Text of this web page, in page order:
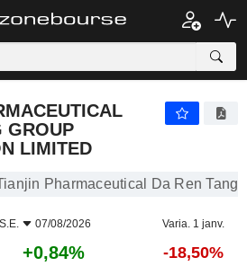
GROUP
LIMITED
Pharmaceutical Da Ren Tang
07/08/2026 Varia. 1 janv.
+0,84% -18,50%